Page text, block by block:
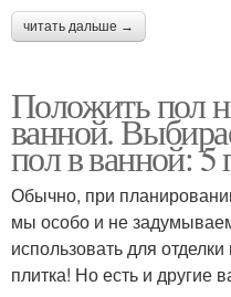
читать дальше →
Положить пол
ванной.
пол в ванной:
Обычно, при
мы особо и не
использовать для
плитка! Но есть и другие